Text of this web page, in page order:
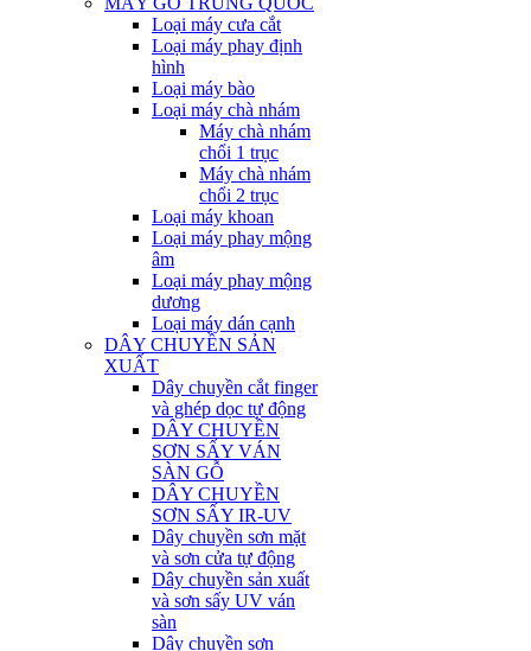
Loại máy cưa cắt
Loại máy phay định
hình
Loại máy bào
Loại máy chà nhám
Máy chà nhám
chổi 1 trục
Máy chà nhám
chổi 2 trục
Loại máy khoan
Loại máy phay mộng
âm
Loại máy phay mộng
dương
Loại máy dán cạnh
DÂY CHUYỀN SẢN
XUẤT
Dây chuyền cắt finger
và ghép dọc tự động
DÂY CHUYỀN
SƠN SẤY VÁN
SÀN GỖ
DÂY CHUYỀN
SƠN SẤY IR-UV
Dây chuyền sơn mặt
và sơn cửa tự động
Dây chuyền sản xuất
và sơn sấy UV ván
sàn
Dây chuyền sơn